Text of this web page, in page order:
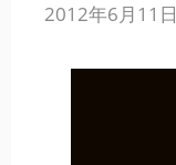
2012年6月11日